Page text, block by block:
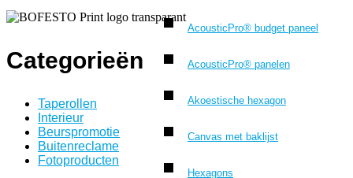
AcousticPro® budget paneel
AcousticPro® panelen
Akoestische hexagon
Canvas met baklijst
Hexagons
Categorieën
Taperollen
Interieur
Beurspromotie
Buitenreclame
Fotoproducten